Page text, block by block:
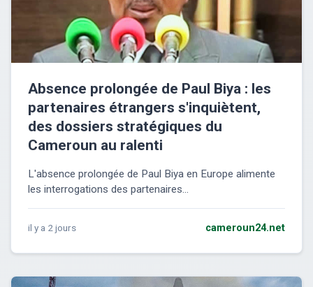
Absence prolongée de Paul Biya : les
partenaires étrangers s'inquiètent,
des dossiers stratégiques du
Cameroun au ralenti
L'absence prolongée de Paul Biya en Europe alimente
les interrogations des partenaires...
il y a 2 jours cameroun24.net